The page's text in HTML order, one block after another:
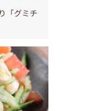
「グミチ